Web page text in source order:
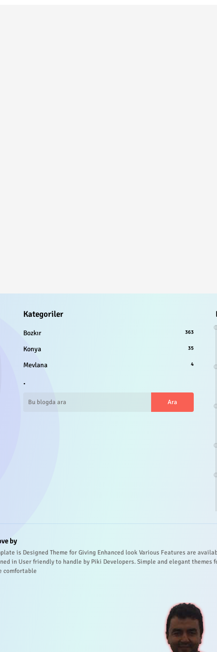
Kategoriler
Bozkır 363
Konya 35
Mevlana 4
.
by
is Designed Theme for Giving Enhanced look Various Features are
in User friendly to handle by Piki Developers. Simple and elegant themes
comfortable